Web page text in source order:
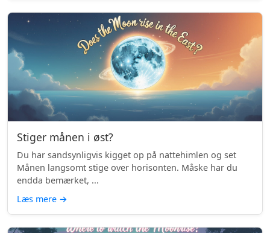
Stiger månen i øst?
Du har sandsynligvis kigget op på nattehimlen og set
Månen langsomt stige over horisonten. Måske har du
endda bemærket, ...
Læs mere →